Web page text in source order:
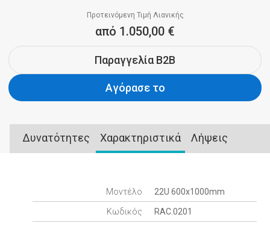
Προτεινόμενη Τιμή Λιανικής
από 1.050,00 €
Παραγγελία B2B
Αγόρασε το
Δυνατότητες Χαρακτηριστικά Λήψεις
Μοντέλο 22U 600x1000mm
Κωδικός RAC.0201